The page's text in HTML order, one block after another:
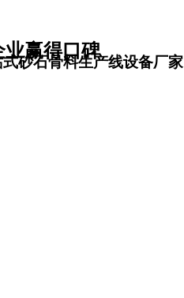
业赢得口碑
砂石骨料生产线设备厂家